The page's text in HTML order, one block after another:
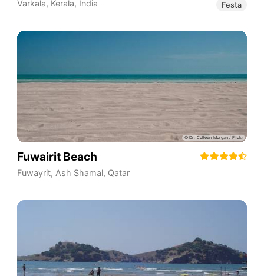
Varkala, Kerala, India Festa
Fuwairit Beach
Fuwayrit, Ash Shamal, Qatar